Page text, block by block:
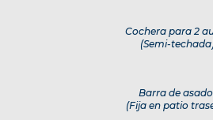
Cochera para 2
(Semi-
Barra de
(Fija en patio